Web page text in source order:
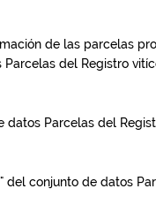
de las parcelas
Parcelas del Registro
datos Parcelas del
del conjunto de datos